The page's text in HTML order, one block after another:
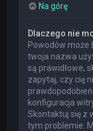
Na górę
Dlaczego nie
Powodów może
twoja nazwa
są prawidłowe,
zapytaj, czy cię
konfiguracja
Skontaktuj się z
tym problemie.